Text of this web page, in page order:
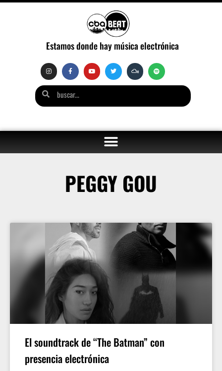
Estamos donde hay música electrónica
PEGGY GOU
El soundtrack de “The Batman” con
presencia electrónica